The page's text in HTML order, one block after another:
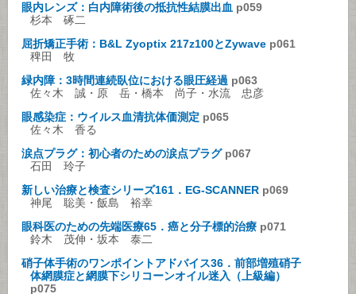
眼内レンズ：白内障術後の抵抗性結膜出血 p059
杉本 硺二
屈折矯正手術：B&L Zyoptix 217z100とZywave p061
稗田 牧
緑内障：3時間連続臥位における眼圧経過 p063
佐々木 誠・原 岳・橋本 尚子・水流 忠彦
眼感染症：ウイルス血清抗体価測定 p065
佐々木 香る
涙点プラグ：初心者のための涙点プラグ p067
石田 玲子
新しい治療と検査シリーズ161．EG-SCANNER p069
神尾 聡美・飯島 裕幸
眼科医のための先端医療65．癌と分子標的治療 p071
鈴木 茂伸・坂本 泰二
硝子体手術のワンポイントアドバイス36．前部増殖硝子
体網膜症と網膜下シリコーンオイル迷入（上級編）
p075